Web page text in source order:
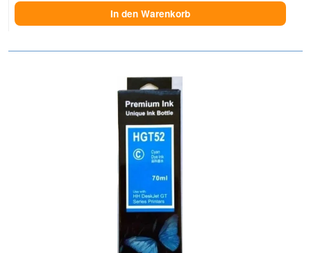
In den Warenkorb